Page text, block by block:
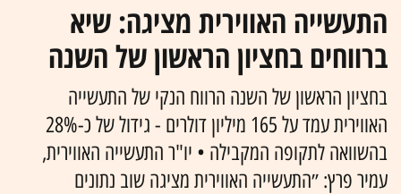
התעשייה האווירית מציגה: שיא
ברווחים בחציון הראשון של השנה
בחציון הראשון של השנה הרווח הנקי של התעשייה
האווירית עמד על 165 מיליון דולרים - גידול של כ-28%
בהשוואה לתקופה המקבילה • יו"ר התעשייה האווירית,
עמיר פרץ: ״התעשייה האווירית מציגה שוב נתונים